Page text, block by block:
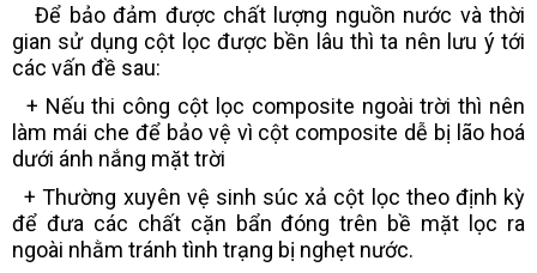
Để bảo đảm được chất lượng nguồn nước và thời
gian sử dụng cột lọc được bền lâu thì ta nên lưu ý tới
các vấn đề sau:
+ Nếu thi công cột lọc composite ngoài trời thì nên
làm mái che để bảo vệ vì cột composite dễ bị lão hoá
dưới ánh nắng mặt trời
+ Thường xuyên vệ sinh súc xả cột lọc theo định kỳ
để đưa các chất cặn bẩn đóng trên bề mặt lọc ra
ngoài nhằm tránh tình trạng bị nghẹt nước.